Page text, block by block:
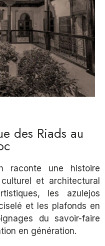
des Riads au
raconte une histoire
et architectural
les azulejos
et les plafonds en
du savoir-faire
en génération.